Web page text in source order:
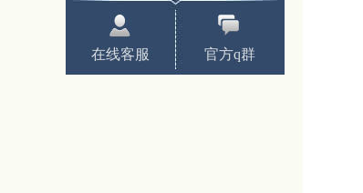
在线客服 官方q群